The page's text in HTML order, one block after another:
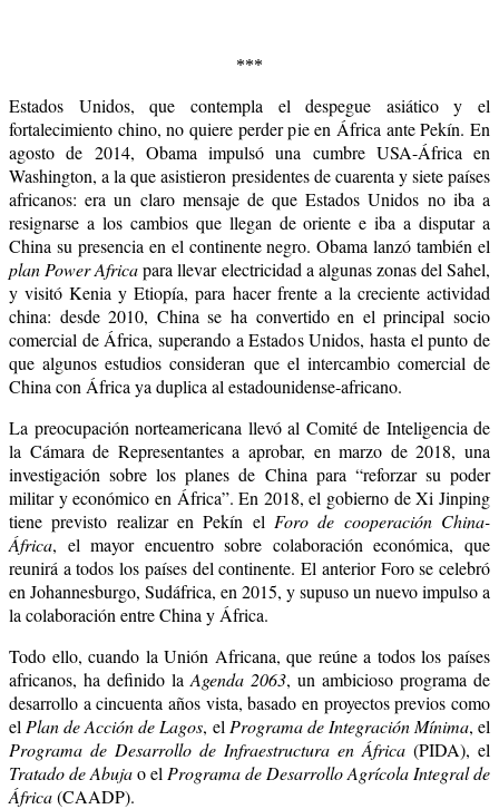
***
Estados Unidos, que contempla el despegue asiático y el
fortalecimiento chino, no quiere perder pie en África ante Pekín. En
agosto de 2014, Obama impulsó una cumbre USA-África en
Washington, a la que asistieron presidentes de cuarenta y siete países
africanos: era un claro mensaje de que Estados Unidos no iba a
resignarse a los cambios que llegan de oriente e iba a disputar a
China su presencia en el continente negro. Obama lanzó también el
plan Power Africapara llevar electricidad a algunas zonas del Sahel,
y visitó Kenia y Etiopía, para hacer frente a la creciente actividad
china: desde 2010, China se ha convertido en el principal socio
comercial de África, superando a Estados Unidos, hasta el punto de
que algunos estudios consideran que el intercambio comercial de
China con África ya duplica al estadounidense-africano.
La preocupación norteamericana llevó al Comité de Inteligencia de
la Cámara de Representantes a aprobar, en marzo de 2018, una
investigación sobre los planes de China para “reforzar su poder
militar y económico en África”. En 2018, el gobierno de Xi Jinping
tiene previsto realizar en Pekín el Foro de cooperación China-
África, el mayor encuentro sobre colaboración económica, que
reunirá a todos los países del continente. El anterior Foro se celebró
en Johannesburgo, Sudáfrica, en 2015, y supuso un nuevo impulso a
la colaboración entre China y África.
Todo ello, cuando la Unión Africana, que reúne a todos los países
africanos, ha definido la Agenda 2063, un ambicioso programa de
desarrollo a cincuenta años vista, basado en proyectos previos como
el Plan de Acción de Lagos, el Programa de Integración Mínima, el
Programa de Desarrollo de Infraestructura en África (PIDA), el
Tratado de Abujao el Programa de Desarrollo Agrícola Integral de
África(CAADP).